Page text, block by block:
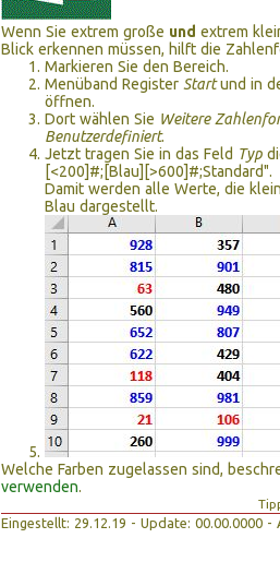
Wenn Sie extrem große und extrem
Blick erkennen müssen, hilft die
Markieren Sie den Bereich.
Menüband Register Startund in
öffnen.
Dort wählen Sie Weitere
Benutzerdefiniert.
Jetzt tragen Sie in das Feld Typ
[<200]#;[Blau][>600]#;Standard".
Damit werden alle Werte, die
Blau dargestellt.
Welche Farben zugelassen sind,
verwenden.
Eingestellt: 29.12.19 - Update: 00.00.0000 -